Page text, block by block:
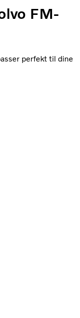
FM-
perfekt til dine